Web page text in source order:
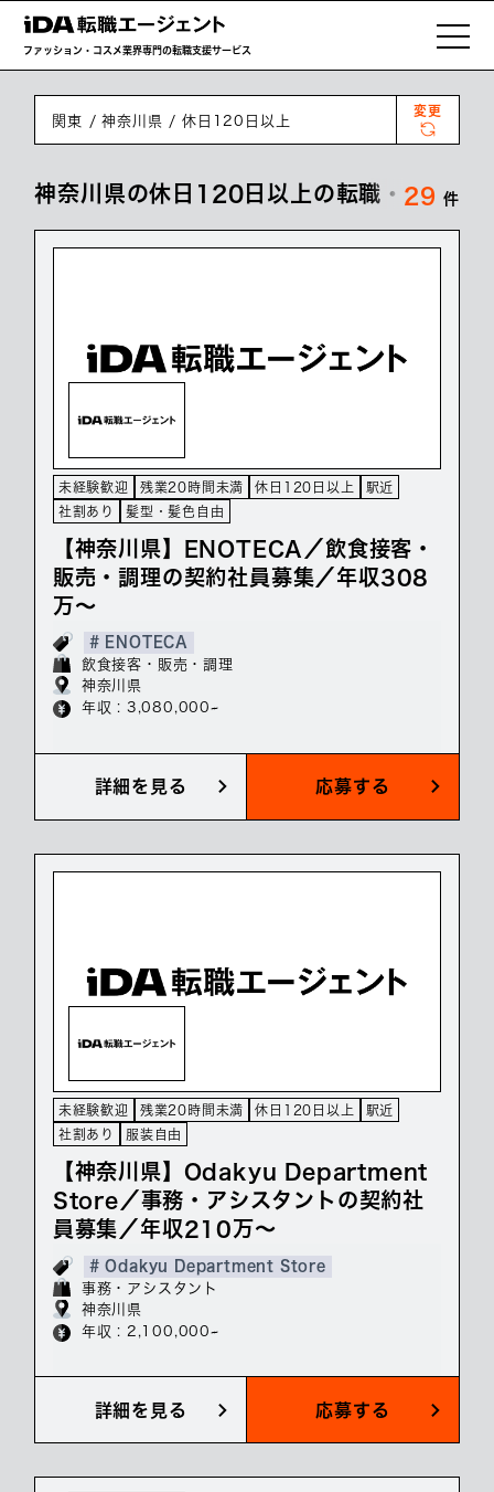
ファッション・コスメ業界専門の転職支援サービス
関東 神奈川県 休日120日以上
変更
神奈川県の休日120日以上の転職・求人情
29 件
未経験歓迎 残業20時間未満 休日120日以上
駅近
社割あり
髪型・髪色自由
【神奈川県】ENOTECA／飲食接客・
販売・調理の契約社員募集／年収308
万～
# ENOTECA
飲食接客・販売・調理
神奈川県
年収 : 3,080,000~
詳細を見る 応募する
未経験歓迎 残業20時間未満 休日120日以上
駅近
社割あり
服装自由
【神奈川県】Odakyu Department
Store／事務・アシスタントの契約社
員募集／年収210万～
# Odakyu Department Store
事務・アシスタント
神奈川県
年収 : 2,100,000~
詳細を見る 応募する